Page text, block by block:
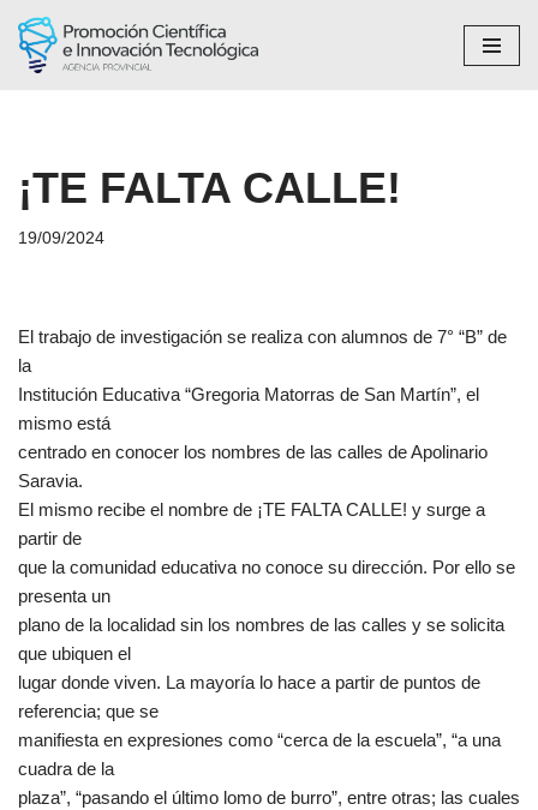
Saltar
¡TE FALTA CALLE!
19/09/2024
El trabajo de investigación se realiza con alumnos de 7° “B” de
la
Institución Educativa “Gregoria Matorras de San Martín”, el
mismo está
centrado en conocer los nombres de las calles de Apolinario
Saravia.
El mismo recibe el nombre de ¡TE FALTA CALLE! y surge a
partir de
que la comunidad educativa no conoce su dirección. Por ello se
presenta un
plano de la localidad sin los nombres de las calles y se solicita
que ubiquen el
lugar donde viven. La mayoría lo hace a partir de puntos de
referencia; que se
manifiesta en expresiones como “cerca de la escuela”, “a una
cuadra de la
plaza”, “pasando el último lomo de burro”, entre otras; las cuales